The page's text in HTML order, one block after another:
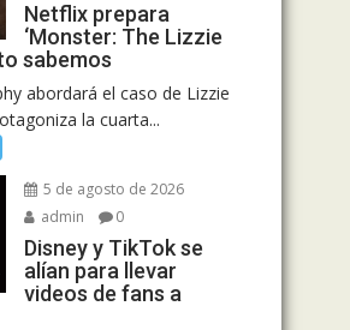
Netflix prepara
‘Monster: The Lizzie
sabemos
abordará el caso de Lizzie
la cuarta...
5 de agosto de 2026
admin
0
Disney y TikTok se
alían para llevar
videos de fans a